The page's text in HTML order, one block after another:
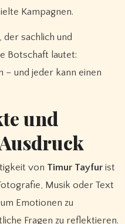
Kampagnen.
sachlich und
Botschaft lautet:
– und jeder kann einen
und
von Timur Tayfurist
Musik oder Text
Emotionen zu
Fragen zu reflektieren.